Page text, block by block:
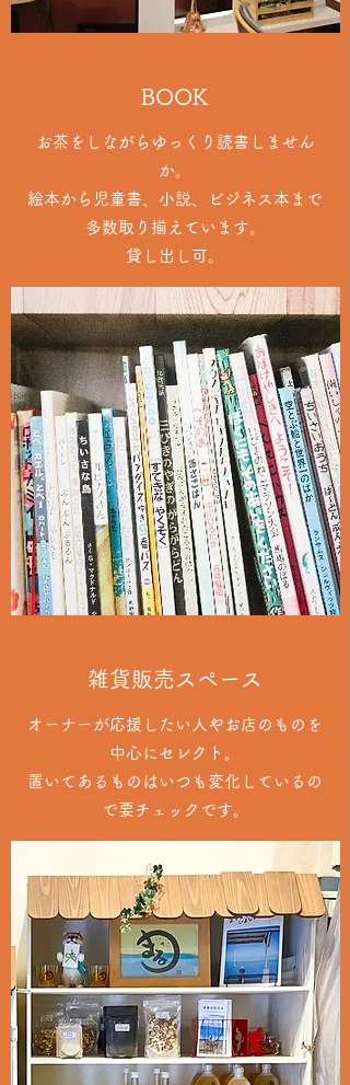
BOOK
お茶をしながらゆっくり読書しません
か。
絵本から児童書、小説、ビジネス本まで
多数取り揃えています。
貸し出し可。
雑貨販売スペース
オーナーが応援したい人やお店のものを
中心にセレクト。
置いてあるものはいつも変化しているの
で要チェックです。